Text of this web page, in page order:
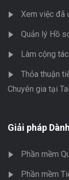
Xem việc đã
Quản lý Hồ
Làm cộng
Thỏa thuận
Chuyên gia tại
Giải pháp
Phần mềm
Phần mềm